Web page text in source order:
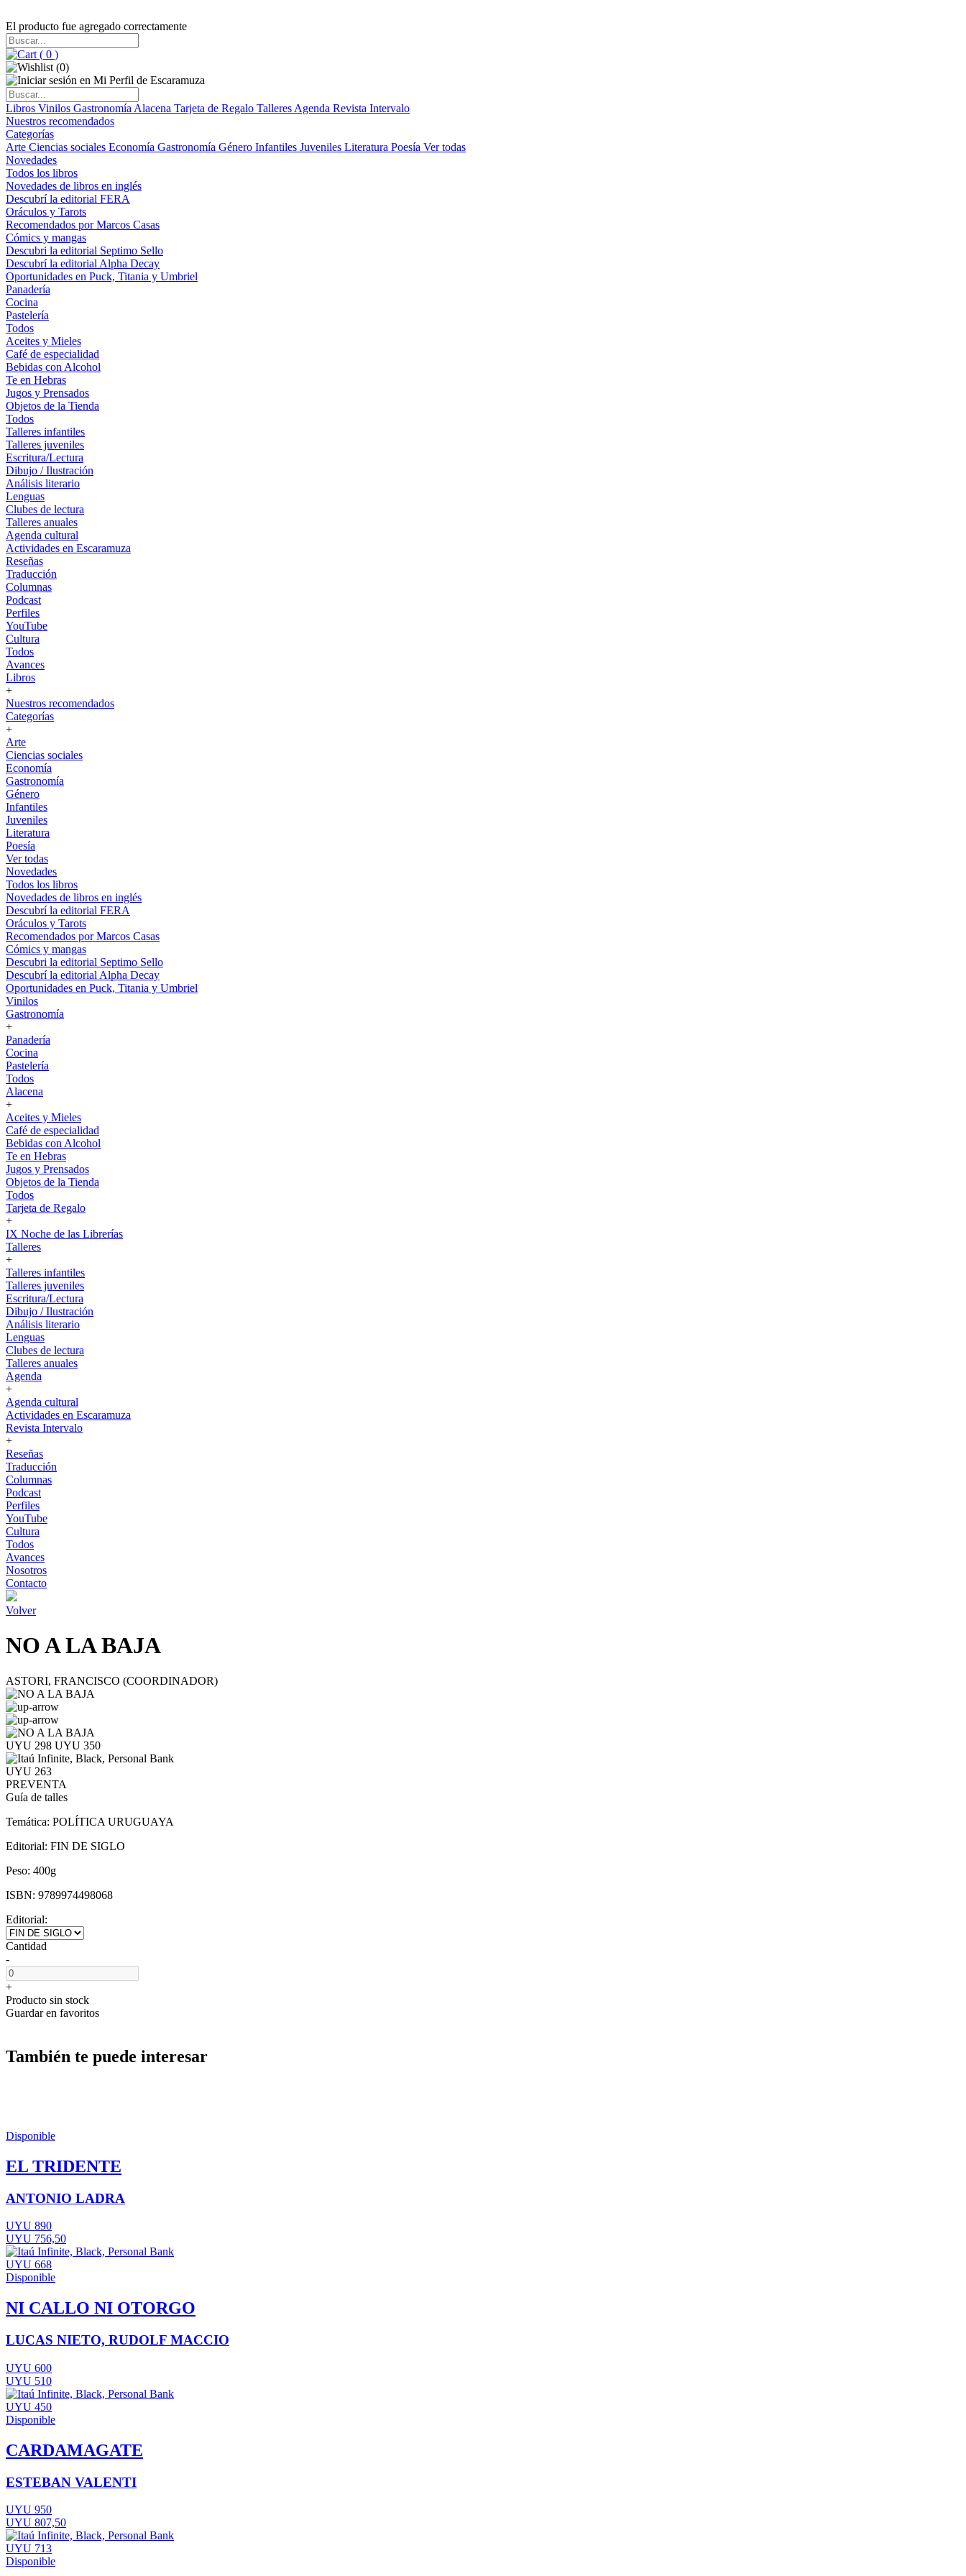
El producto fue agregado correctamente
( 0 )
(0)
Libros Vinilos Gastronomía Alacena Tarjeta de Regalo Talleres Agenda Revista Intervalo
Nuestros recomendados
Categorías
Arte Ciencias sociales Economía Gastronomía Género Infantiles Juveniles Literatura Poesía Ver todas
Novedades
Todos los libros
Novedades de libros en inglés
Descubrí la editorial FERA
Oráculos y Tarots
Recomendados por Marcos Casas
Cómics y mangas
Descubri la editorial Septimo Sello
Descubrí la editorial Alpha Decay
Oportunidades en Puck, Titania y Umbriel
Panadería
Cocina
Pastelería
Todos
Aceites y Mieles
Café de especialidad
Bebidas con Alcohol
Te en Hebras
Jugos y Prensados
Objetos de la Tienda
Todos
Talleres infantiles
Talleres juveniles
Escritura/Lectura
Dibujo / Ilustración
Análisis literario
Lenguas
Clubes de lectura
Talleres anuales
Agenda cultural
Actividades en Escaramuza
Reseñas
Traducción
Columnas
Podcast
Perfiles
YouTube
Cultura
Todos
Avances
Libros
+
Nuestros recomendados
Categorías
+
Arte
Ciencias sociales
Economía
Gastronomía
Género
Infantiles
Juveniles
Literatura
Poesía
Ver todas
Novedades
Todos los libros
Novedades de libros en inglés
Descubrí la editorial FERA
Oráculos y Tarots
Recomendados por Marcos Casas
Cómics y mangas
Descubri la editorial Septimo Sello
Descubrí la editorial Alpha Decay
Oportunidades en Puck, Titania y Umbriel
Vinilos
Gastronomía
+
Panadería
Cocina
Pastelería
Todos
Alacena
+
Aceites y Mieles
Café de especialidad
Bebidas con Alcohol
Te en Hebras
Jugos y Prensados
Objetos de la Tienda
Todos
Tarjeta de Regalo
+
IX Noche de las Librerías
Talleres
+
Talleres infantiles
Talleres juveniles
Escritura/Lectura
Dibujo / Ilustración
Análisis literario
Lenguas
Clubes de lectura
Talleres anuales
Agenda
+
Agenda cultural
Actividades en Escaramuza
Revista Intervalo
+
Reseñas
Traducción
Columnas
Podcast
Perfiles
YouTube
Cultura
Todos
Avances
Nosotros
Contacto
Volver
NO A LA BAJA
ASTORI, FRANCISCO (COORDINADOR)
UYU 298 UYU 350
UYU 263
PREVENTA
Guía de talles
Temática: POLÍTICA URUGUAYA
Editorial: FIN DE SIGLO
Peso: 400g
ISBN: 9789974498068
Editorial:
Cantidad
-
+
Producto sin stock
Guardar en favoritos
También te puede interesar
Disponible
EL TRIDENTE
ANTONIO LADRA
UYU 890
UYU 756,50
UYU 668
Disponible
NI CALLO NI OTORGO
LUCAS NIETO, RUDOLF MACCIO
UYU 600
UYU 510
UYU 450
Disponible
CARDAMAGATE
ESTEBAN VALENTI
UYU 950
UYU 807,50
UYU 713
Disponible